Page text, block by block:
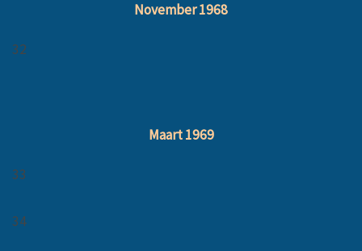
November 1968
32
Maart 1969
33
34